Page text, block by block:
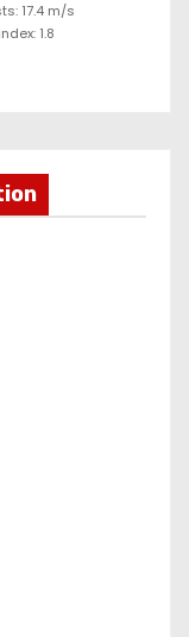
17.4 m/s
1.8